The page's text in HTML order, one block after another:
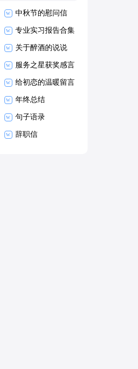
中秋节的慰问信
专业实习报告合集
15篇
关于醉酒的说说
服务之星获奖感言
11篇
给初恋的温暖留言
年终总结
句子语录
辞职信